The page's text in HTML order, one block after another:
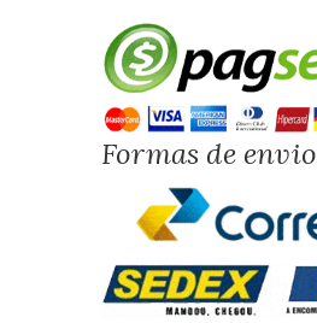
Formas de envio